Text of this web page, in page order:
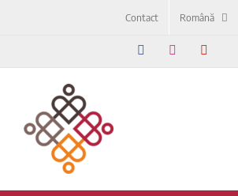
Contact Română
FacebookInstagram